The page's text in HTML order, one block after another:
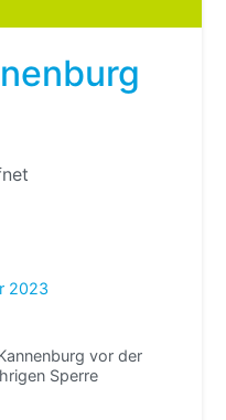
2023
vor der
Sperre